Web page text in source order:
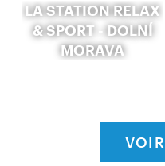
LA STATION RELAX
& SPORT - DOLNÍ
MORAVA